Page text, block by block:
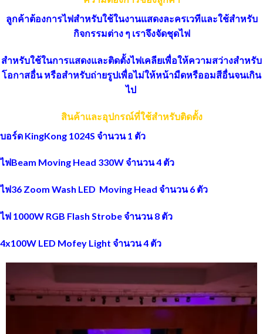
ลูกค้าต้องการไฟสำหรับใช้ในงานแสดงละครเวทีและใช้สำหรับ
กิจกรรมต่าง ๆ เราจึงจัดชุดไฟ
สำหรับใช้ในการแสดงและติดตั้งไฟเคลียเพื่อให้ความสว่างสำหรับ
โอกาสอื่น หรือสำหรับถ่ายรูปเพื่อไม่ให้หน้ามืดหรืออมสีอื่นจนเกิน
ไป
สินค้าและอุปกรณ์ที่ใช้สำหรับติดตั้ง
บอร์ด KingKong 1024S จำนวน 1 ตัว
ไฟBeam Moving Head 330W จำนวน 4 ตัว
ไฟ36 Zoom Wash LED Moving Head จำนวน 6 ตัว
ไฟ 1000W RGB Flash Strobe จำนวน 8 ตัว
4x100W LED Mofey Light จำนวน 4 ตัว